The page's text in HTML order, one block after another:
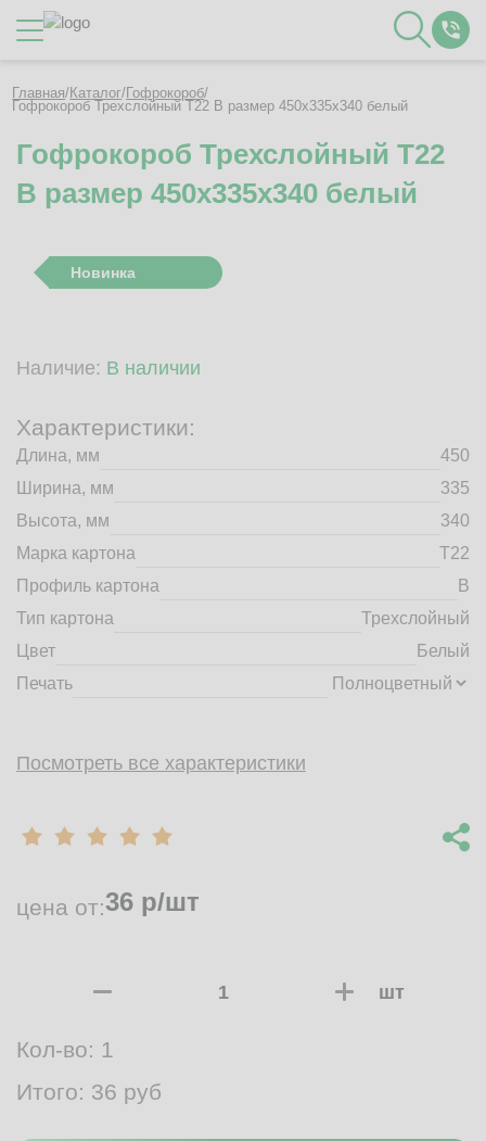
О Компании
Контакты
Полезное
Вакансии
Гофротара с печатью
Рассчитать стоимость упаковки
Пн-Пт 8:00 - 17:00
+7 (4832) 71-44-42
г. Брянск, Белобережская улица, 1А
© 2014 - 2026 | ООО ТД "Брянский картон" Все права защищены,
материалов с сайта строго запрещено.
Главная/Каталог/Гофрокороб/
Гофрокороб Трехслойный Т22 B размер 450x335x340 белый
Гофрокороб Трехслойный Т22
B размер 450x335x340 белый
Новинка
Наличие: В наличии
Характеристики:
Длина, мм
450
Ширина, мм
335
Высота, мм
340
Марка картона
Т22
Профиль картона
B
Тип картона
Трехслойный
Цвет
Белый
Печать
Посмотреть все характеристики
цена от:36 р/шт
шт
Кол-во: 1
Итого: 36 руб